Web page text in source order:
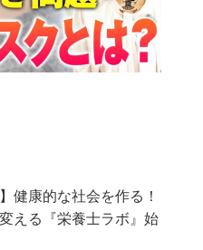
健康的な社会を作る！
える『栄養士ラボ』始